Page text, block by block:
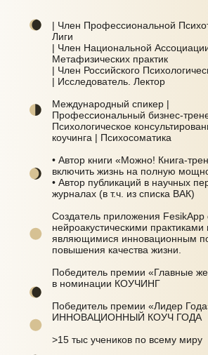
| Член Профессиональной
Лиги
| Член Национальной
Метафизических практик
| Член Российского
| Исследователь. Лектор
Международный спикер |
Профессиональный бизнес-
Психологическое
коучинга | Психосоматика
• Автор книги «Можно! Книга-
включить жизнь на полную
• Автор публикаций в научных
журналах (в т.ч. из списка ВАК)
Создатель приложения FesikApp
нейроакустическими
являющимися инновационным
повышения качества жизни.
Победитель премии «Главные
в номинации КОУЧИНГ
Победитель премии «Лидер
ИННОВАЦИОННЫЙ КОУЧ ГОДА
>15 тыс учеников по всему миру